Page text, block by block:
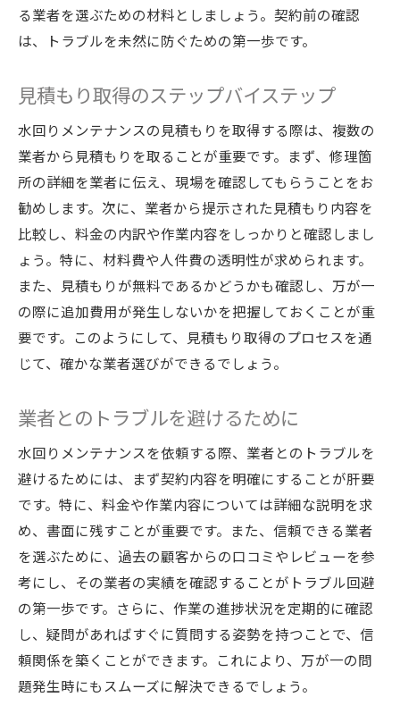
る業者を選ぶための材料としましょう。契約前の確認
は、トラブルを未然に防ぐための第一歩です。
見積もり取得のステップバイステップ
水回りメンテナンスの見積もりを取得する際は、複数の
業者から見積もりを取ることが重要です。まず、修理箇
所の詳細を業者に伝え、現場を確認してもらうことをお
勧めします。次に、業者から提示された見積もり内容を
比較し、料金の内訳や作業内容をしっかりと確認しまし
ょう。特に、材料費や人件費の透明性が求められます。
また、見積もりが無料であるかどうかも確認し、万が一
の際に追加費用が発生しないかを把握しておくことが重
要です。このようにして、見積もり取得のプロセスを通
じて、確かな業者選びができるでしょう。
業者とのトラブルを避けるために
水回りメンテナンスを依頼する際、業者とのトラブルを
避けるためには、まず契約内容を明確にすることが肝要
です。特に、料金や作業内容については詳細な説明を求
め、書面に残すことが重要です。また、信頼できる業者
を選ぶために、過去の顧客からの口コミやレビューを参
考にし、その業者の実績を確認することがトラブル回避
の第一歩です。さらに、作業の進捗状況を定期的に確認
し、疑問があればすぐに質問する姿勢を持つことで、信
頼関係を築くことができます。これにより、万が一の問
題発生時にもスムーズに解決できるでしょう。